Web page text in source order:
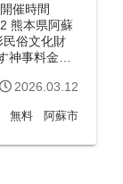
催時間
熊本県阿蘇
俗文化財
神事料金無
2026.03.12
無料 阿蘇市